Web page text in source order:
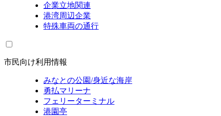
企業立地関連
港湾周辺企業
特殊車両の通行
市民向け利用情報
みなとの公園/身近な海岸
勇払マリーナ
フェリーターミナル
港園亭